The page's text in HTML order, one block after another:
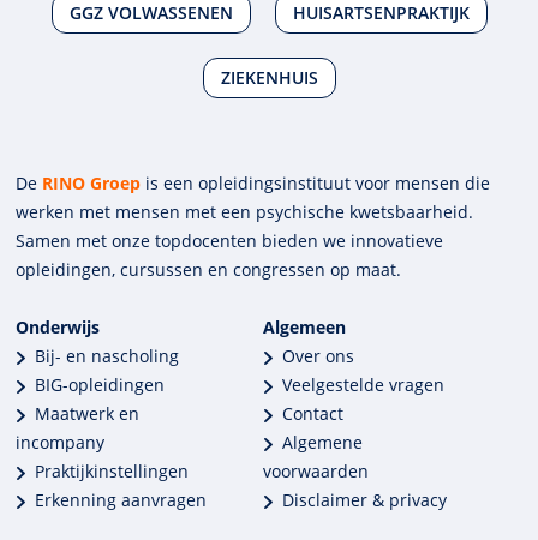
GGZ VOLWASSENEN HUISARTSENPRAKTIJK
ZIEKENHUIS
De RINO Groep is een opleidings­insti­tuut voor mensen die
werken met mensen met een psychische kwets­baar­heid.
Samen met onze top­docenten bieden we innova­tieve
opleidingen, cursussen en congres­sen op maat.
Onderwijs
Bij- en nascholing
BIG-opleidingen
Maatwerk en
incompany
Praktijkinstellingen
Erkenning aanvragen
Algemeen
Over ons
Veelgestelde vragen
Contact
Algemene
voorwaarden
Disclaimer & privacy